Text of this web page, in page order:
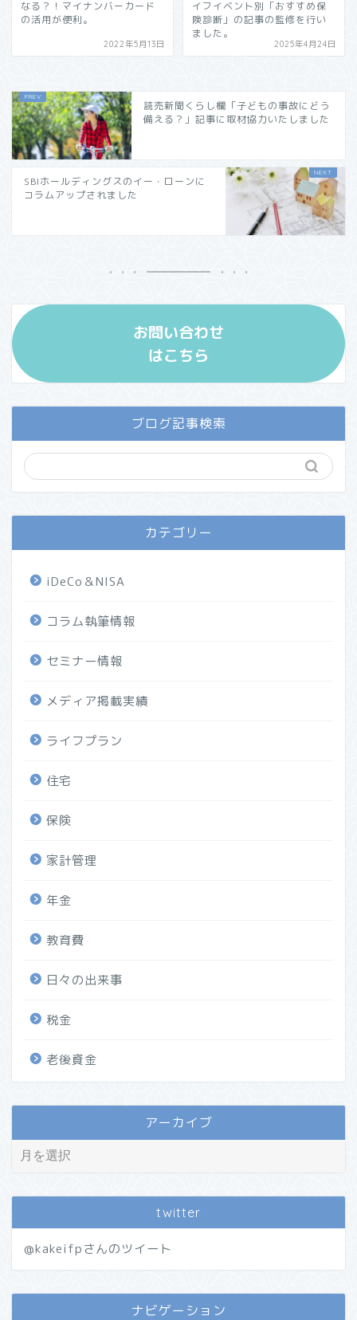
なる？！マイナンバーカード
の活用が便利。
2022年5月13日
イフイベント別「おすすめ保
険診断」の記事の監修を行い
ました。
2025年4月24日
読売新聞くらし欄「子どもの事故にどう
備える？」記事に取材協力いたしました
SBIホールディングスのイー・ローンに
コラムアップされました
お問い合わせ
はこちら
ブログ記事検索
カテゴリー
iDeCo＆NISA
コラム執筆情報
セミナー情報
メディア掲載実績
ライフプラン
住宅
保険
家計管理
年金
教育費
日々の出来事
税金
老後資金
アーカイブ
twitter
@kakeifpさんのツイート
ナビゲーション